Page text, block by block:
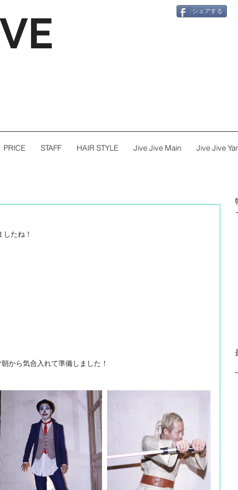
シェアする
PRICE STAFF HAIR STYLE Jive Jive Main Jive Jive
たね！
から気合入れて準備しました！